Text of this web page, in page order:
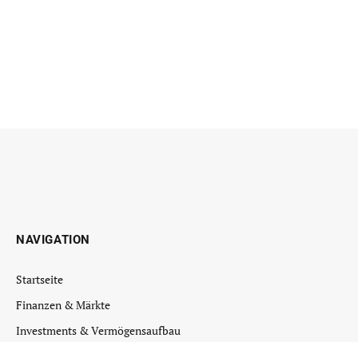
NAVIGATION
Startseite
Finanzen & Märkte
Investments & Vermögensaufbau